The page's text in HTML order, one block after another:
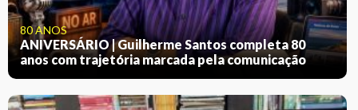
80 ANOS
ANIVERSÁRIO | Guilherme Santos completa 80
anos com trajetória marcada pela comunicação